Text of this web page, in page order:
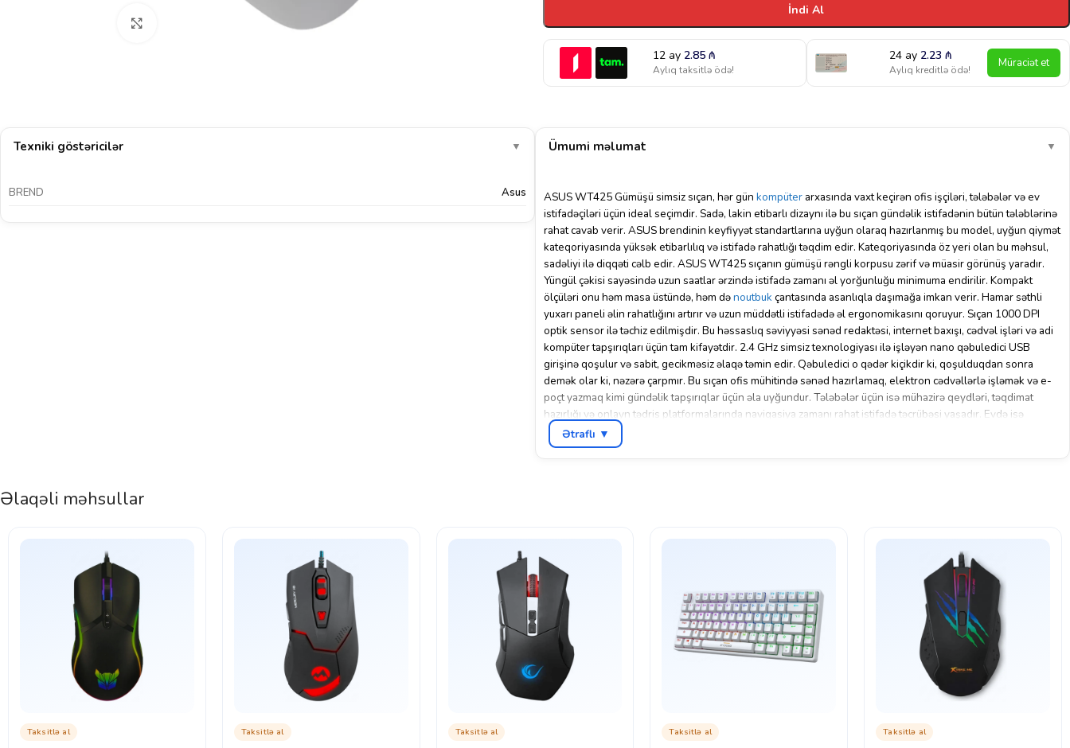
Böyütmək üçün klikləyin
İndi Al
12 ay2.85₼
Aylıq taksitlə ödə!
24 ay2.23₼
Aylıq kreditlə ödə! Müraciət et
Texniki göstəricilər ▼
BREND Asus
Ümumi məlumat ▼
ASUS WT425 Gümüşü simsiz sıçan, hər gün kompüter arxasında vaxt keçirən ofis işçiləri, tələbələr və ev
istifadəçiləri üçün ideal seçimdir. Sadə, lakin etibarlı dizaynı ilə bu sıçan gündəlik istifadənin bütün tələblərinə
rahat cavab verir. ASUS brendinin keyfiyyət standartlarına uyğun olaraq hazırlanmış bu model, uyğun qiymət
kateqoriyasında yüksək etibarlılıq və istifadə rahatlığı təqdim edir. Kateqoriyasında öz yeri olan bu məhsul,
sadəliyi ilə diqqəti cəlb edir. ASUS WT425 sıçanın gümüşü rəngli korpusu zərif və müasir görünüş yaradır.
Yüngül çəkisi sayəsində uzun saatlar ərzində istifadə zamanı əl yorğunluğu minimuma endirilir. Kompakt
ölçüləri onu həm masa üstündə, həm dənoutbuk çantasında asanlıqla daşımağa imkan verir. Hamar səthli
yuxarı paneli əlin rahatlığını artırır və uzun müddətli istifadədə əl ergonomikasını qoruyur. Sıçan 1000 DPI
optik sensor ilə təchiz edilmişdir. Bu həssaslıq səviyyəsi sənəd redaktəsi, internet baxışı, cədvəl işləri və adi
kompüter tapşırıqları üçün tam kifayətdir. 2.4 GHz simsiz texnologiyası ilə işləyən nano qəbuledici USB
girişinə qoşulur və sabit, gecikməsiz əlaqə təmin edir. Qəbuledici o qədər kiçikdir ki, qoşulduqdan sonra
demək olar ki, nəzərə çarpmır. Bu sıçan ofis mühitində sənəd hazırlamaq, elektron cədvəllərlə işləmək və e-
poçt yazmaq kimi gündəlik tapşırıqlar üçün əla uyğundur. Tələbələr üçün isə mühazirə qeydləri, təqdimat
hazırlığı və onlayn tədris platformalarında naviqasiya zamanı rahat istifadə təcrübəsi yaşadır. Evdə isə
internet səyahəti, video izləmə və adi proq
qidalanır və simsiz bağlantı sayəsinde masanızda kabel dolaşıqlığı olmadan səliqəli bir iş mühiti yaradır. 3
Ətraflı ▼
Əlaqəli məhsullar
Taksitlə al Taksitlə al Taksitlə al Taksitlə al Taksitlə al